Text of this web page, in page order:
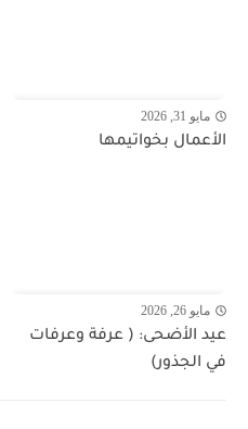
مايو 31, 2026
الأعمال بخواتيمها
مايو 26, 2026
عيد الأضحى: ( عرفة وعرفات
في الجذور)